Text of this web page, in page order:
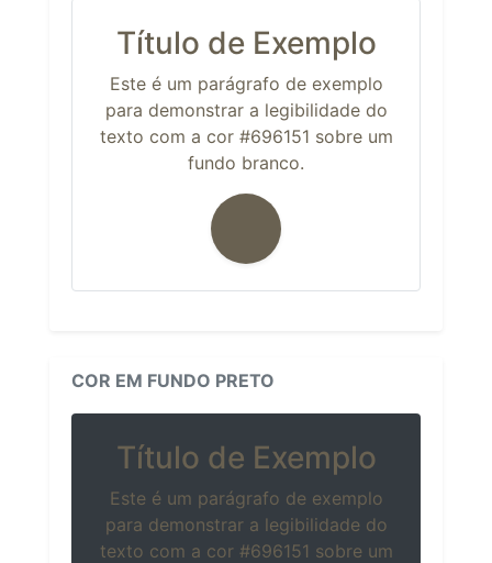
Título de Exemplo
Este é um parágrafo de exemplo
para demonstrar a legibilidade do
texto com a cor #696151 sobre um
fundo branco.
COR EM FUNDO PRETO
Título de Exemplo
Este é um parágrafo de exemplo
para demonstrar a legibilidade do
texto com a cor #696151 sobre um